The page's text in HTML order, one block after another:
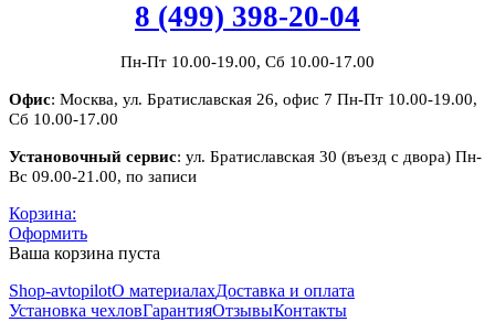
8 (499) 398-20-04
Пн-Пт 10.00-19.00, Сб 10.00-17.00
Офис: Москва, ул. Братиславская 26, офис 7 Пн-Пт 10.00-19.00,
Сб 10.00-17.00
Установочный сервис: ул. Братиславская 30 (въезд с двора) Пн-
Вс 09.00-21.00, по записи
Корзина:
Оформить
Ваша корзина пуста
Shop-avtopilotО материалахДоставка и оплата
Установка чехловГарантияОтзывыКонтакты